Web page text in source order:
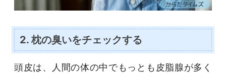
2. 枕の臭いをチェックする
頭皮は、人間の体の中でもっとも皮脂腺が多く